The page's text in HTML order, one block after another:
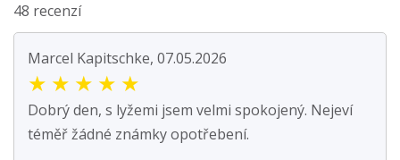
48 recenzí
Marcel Kapitschke, 07.05.2026
★ ★ ★ ★ ★
Dobrý den, s lyžemi jsem velmi spokojený. Nejeví
téměř žádné známky opotřebení.